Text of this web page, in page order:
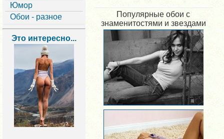
Юмор
Обои - разное
Это интересно...
Популярные обои с
знаменитостями и звездами